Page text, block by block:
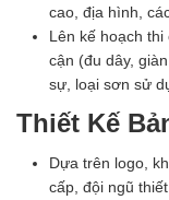
cao, địa hình,
Lên kế hoạch
cận (đu dây,
sự, loại sơn sử
Thiết Kế
Dựa trên logo,
cấp, đội ngũ